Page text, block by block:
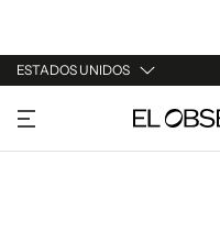
ESTADOS UNIDOS
URUGUAY
ARGENTINA